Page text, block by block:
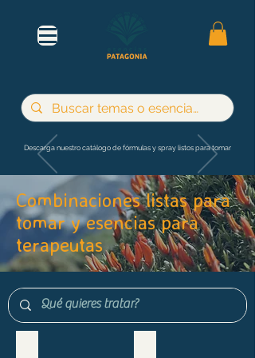
Descarga nuestro catálogo de fórmulas y spray listos para tomar
Combinaciones listas para
tomar y esencias para
terapeutas